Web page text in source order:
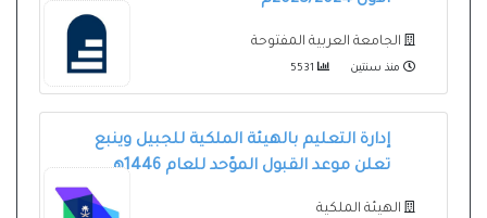
الجامعة العربية المفتوحة
منذ سنتين
إدارة التعليم بالهيئة الملكية للجبيل وينبع
تعلن موعد القبول الموّحد للعام 1446هـ
الهيئة الملكية